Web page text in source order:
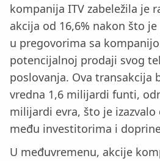
kompanija ITV zabeležila je
akcija od 16,6% nakon što
u pregovorima sa
potencijalnoj prodaji svog
poslovanja. Ova transakcija
vredna 1,6 milijardi funti,
milijardi evra, što je izazvalo
među investitorima i
U međuvremenu, akcije